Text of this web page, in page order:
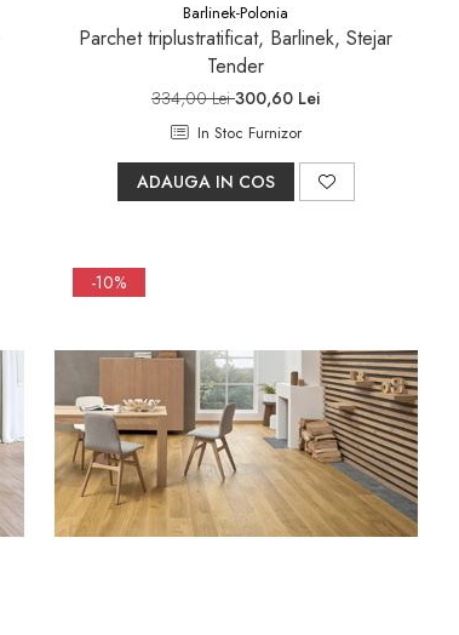
Barlinek-Polonia
Parchet triplustratificat, Barlinek, Stejar
Tender
334,00 Lei300,60 Lei
In Stoc Furnizor
ADAUGA IN COS
-10%